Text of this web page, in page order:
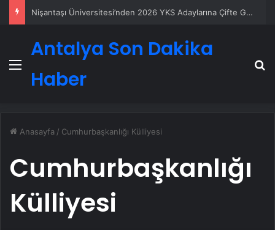
Nişantaşı Üniversitesi’nden 2026 YKS Adaylarına Çifte Güvence: Sabit Ücret ve Kesintisiz Burs
Menü
Antalya Son Dakika
Haber
Anasayfa / Cumhurbaşkanlığı Külliyesi
Cumhurbaşkanlığı
Külliyesi